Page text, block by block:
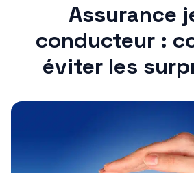
Assurance
conducteur :
éviter les